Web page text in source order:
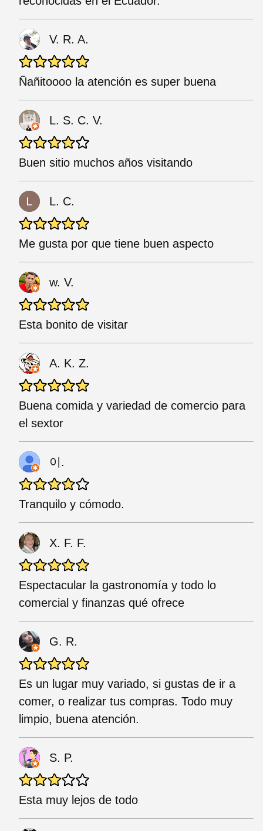
V. R. A.
Ñañitoooo la atención es super buena
L. S. C. V.
Buen sitio muchos años visitando
L. C.
Me gusta por que tiene buen aspecto
w. V.
Esta bonito de visitar
A. K. Z.
Buena comida y variedad de comercio para
el sextor
이.
Tranquilo y cómodo.
X. F. F.
Espectacular la gastronomía y todo lo
comercial y finanzas qué ofrece
G. R.
Es un lugar muy variado, si gustas de ir a
comer, o realizar tus compras. Todo muy
limpio, buena atención.
S. P.
Esta muy lejos de todo